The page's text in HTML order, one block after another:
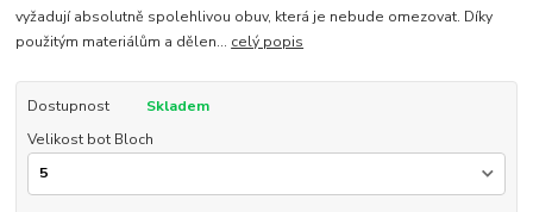
vyžadují absolutně spolehlivou obuv, která je nebude omezovat. Díky
použitým materiálům a dělen... celý popis
Dostupnost
Skladem
Velikost bot Bloch